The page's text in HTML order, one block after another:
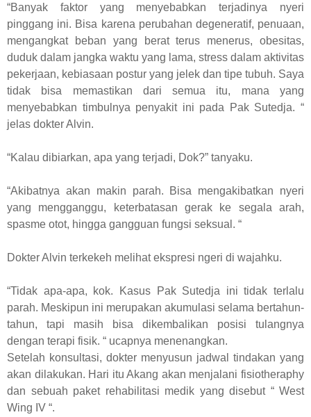
“Banyak faktor yang menyebabkan terjadinya nyeri
pinggang ini. Bisa karena perubahan degeneratif, penuaan,
mengangkat beban yang berat terus menerus, obesitas,
duduk dalam jangka waktu yang lama, stress dalam aktivitas
pekerjaan, kebiasaan postur yang jelek dan tipe tubuh. Saya
tidak bisa memastikan dari semua itu, mana yang
menyebabkan timbulnya penyakit ini pada Pak Sutedja. “
jelas dokter Alvin.
“Kalau dibiarkan, apa yang terjadi, Dok?” tanyaku.
“Akibatnya akan makin parah. Bisa mengakibatkan nyeri
yang mengganggu, keterbatasan gerak ke segala arah,
spasme otot, hingga gangguan fungsi seksual. “
Dokter Alvin terkekeh melihat ekspresi ngeri di wajahku.
“Tidak apa-apa, kok. Kasus Pak Sutedja ini tidak terlalu
parah. Meskipun ini merupakan akumulasi selama bertahun-
tahun, tapi masih bisa dikembalikan posisi tulangnya
dengan terapi fisik. “ ucapnya menenangkan.
Setelah konsultasi, dokter menyusun jadwal tindakan yang
akan dilakukan. Hari itu Akang akan menjalani fisiotheraphy
dan sebuah paket rehabilitasi medik yang disebut “ West
Wing IV “.